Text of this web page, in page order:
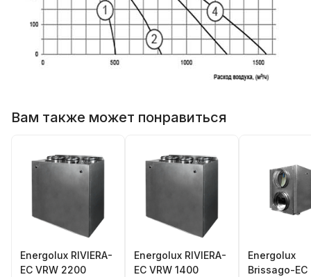
Вам также может понравиться
Energolux RIVIERA-
EC VRW 2200
Energolux RIVIERA-
EC VRW 1400
Energolux
Brissago-EC